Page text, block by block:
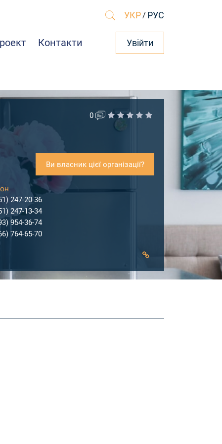
УКР / РУС
Контакти Увійти
0
Ви власник цієї організації?
247-20-36
247-13-34
954-36-74
764-65-70